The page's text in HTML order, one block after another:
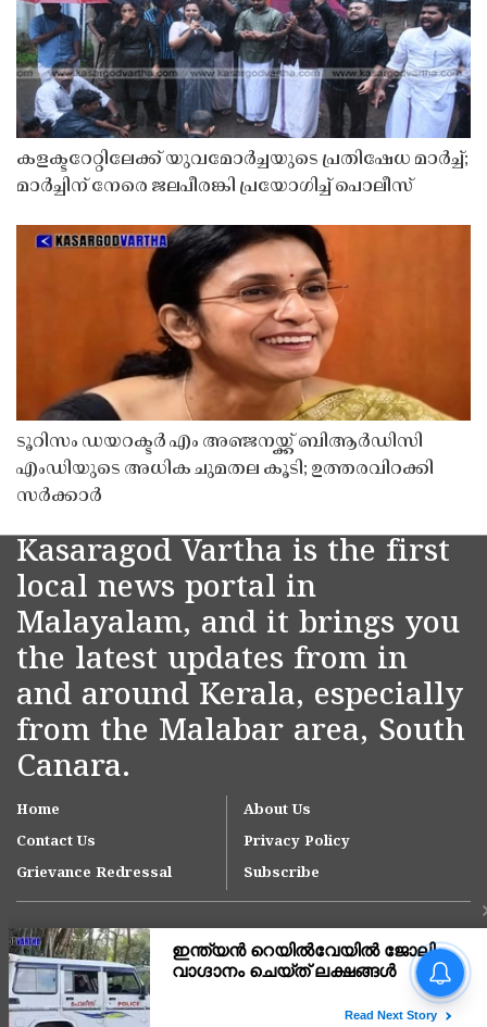
കളക്ടറേറ്റിലേക്ക് യുവമോർച്ചയുടെ പ്രതിഷേധ മാർച്ച്;
മാർച്ചിന് നേരെ ജലപീരങ്കി പ്രയോഗിച്ച് പൊലീസ്
ടൂറിസം ഡയറക്ടർ എം അഞ്ജനയ്ക്ക് ബിആർഡിസി
എംഡിയുടെ അധിക ചുമതല കൂടി; ഉത്തരവിറക്കി
സർക്കാർ
Kasaragod Vartha is the first
local news portal in
Malayalam, and it brings you
the latest updates from in
and around Kerala, especially
from the Malabar area, South
Canara.
Home
About Us
Contact Us
Privacy Policy
Grievance Redressal
Subscribe
ഓപ്പറേഷൻ തൂഫാൻ;
വിദ്യാനഗറിൽ
യുവാക്കൾ അറസ്റ്റിൽ